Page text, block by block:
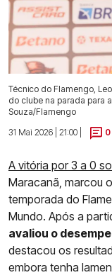
Técnico do Flamengo,
do clube na parada para
Souza/Flamengo
31 Mai 2026 | 21:00 |
0
A vitória por 3 a 0
Maracanã, marcou
temporada do
Mundo. Após a
avaliou o
destacou os
embora tenha